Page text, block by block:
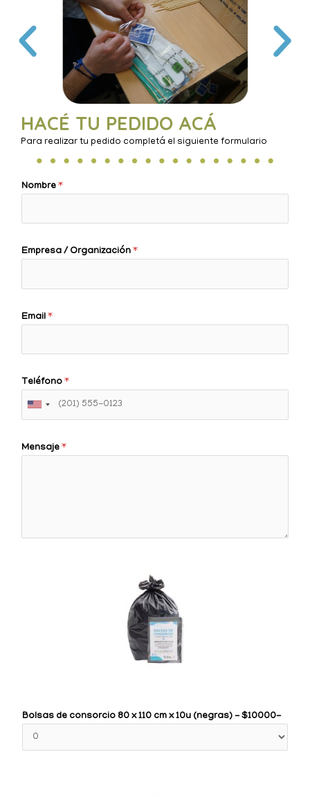
HACÉ TU PEDIDO ACÁ
Para realizar tu pedido completá el siguiente formulario
Nombre *
Empresa / Organización *
Email *
Teléfono *
Mensaje *
Bolsas de consorcio 80 x 110 cm x 10u (negras) - $10000-